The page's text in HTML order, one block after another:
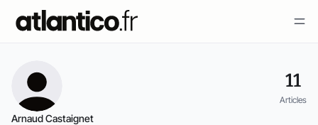
11
Articles
Arnaud Castaignet